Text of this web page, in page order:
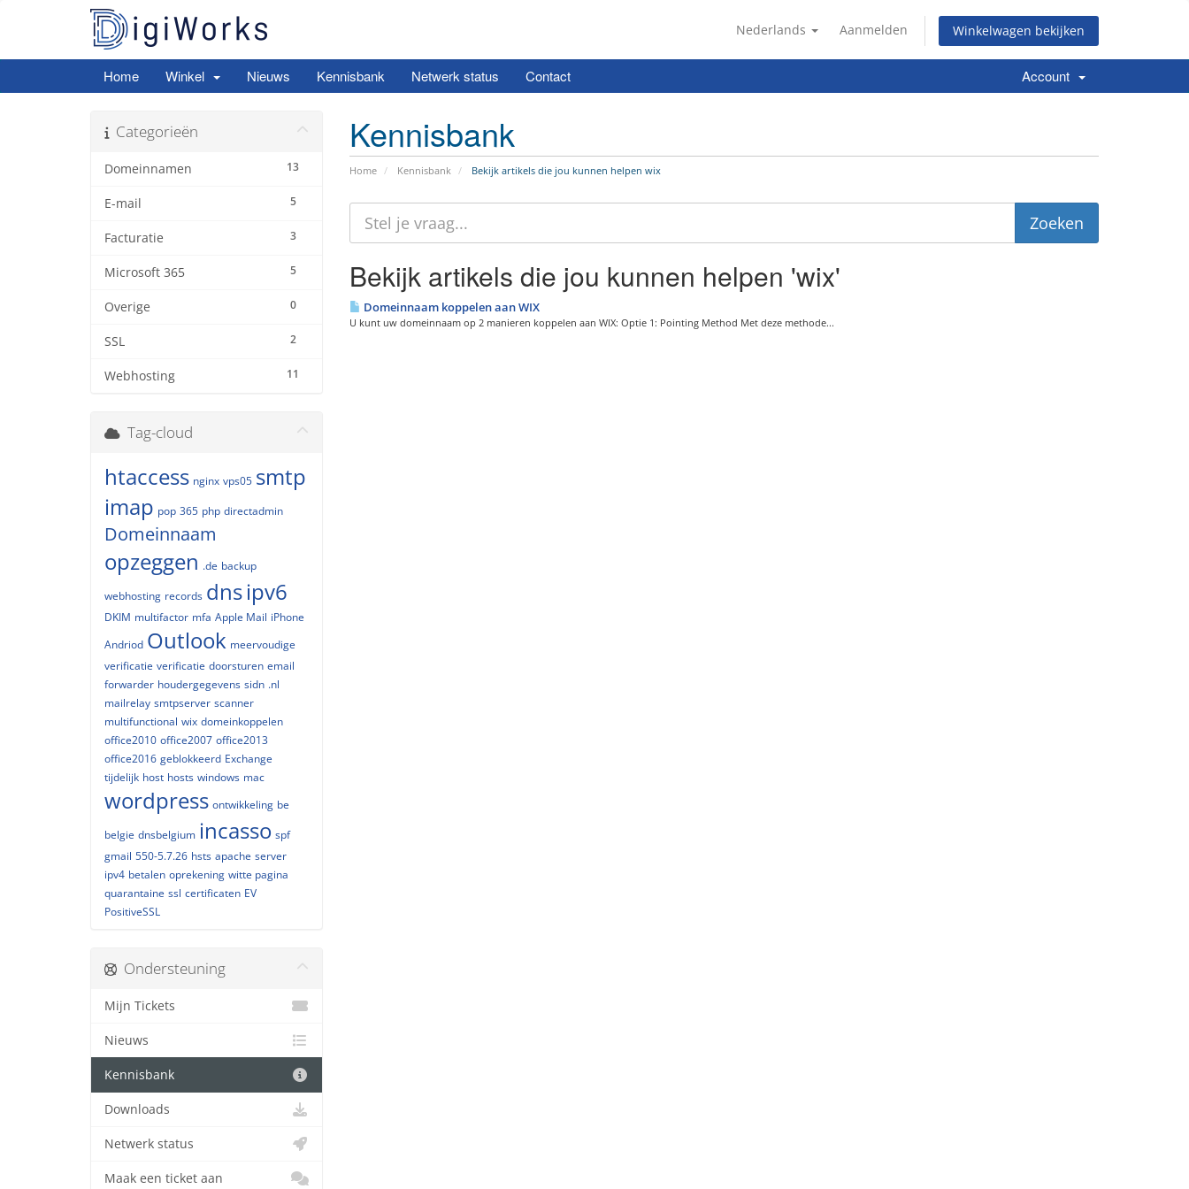
Nederlands Aanmelden Winkelwagen bekijken
Home Winkel Nieuws Kennisbank Netwerk status Contact Account
Kennisbank
Home Kennisbank Bekijk artikels die jou kunnen helpen wix
Categorieën
13
Domeinnamen
5
E-mail
3
Facturatie
5
Microsoft 365
0
Overige
2
SSL
11
Webhosting
Bekijk artikels die jou kunnen helpen 'wix'
Domeinnaam koppelen aan WIX
U kunt uw domeinnaam op 2 manieren koppelen aan WIX: Optie 1: Pointing Method Met deze methode...
Tag-cloud
htaccess nginx vps05 smtp
imap pop 365 php directadmin
Domeinnaam
opzeggen .de backup
webhosting records dnsipv6
DKIM multifactor mfa Apple Mail iPhone
Andriod Outlook meervoudige
verificatie verificatie doorsturen email
forwarder houdergegevens sidn .nl
mailrelay smtpserver scanner
multifunctional wix domeinkoppelen
office2010 office2007 office2013
office2016 geblokkeerd Exchange
tijdelijk host hosts windows mac
wordpress ontwikkeling be
belgie dnsbelgium incasso spf
gmail 550-5.7.26 hsts apache server
ipv4 betalen oprekening witte pagina
quarantaine ssl certificaten EV
PositiveSSL
Ondersteuning
Mijn Tickets
Nieuws
Kennisbank
Downloads
Netwerk status
Maak een ticket aan